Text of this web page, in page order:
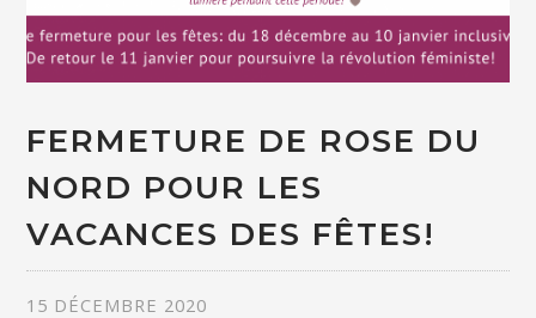
FERMETURE DE ROSE DU
NORD POUR LES
VACANCES DES FÊTES!
15 DÉCEMBRE 2020